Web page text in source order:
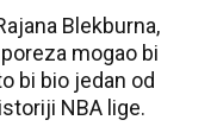
Blekburna,
mogao bi
bi bio jedan od
NBA lige.